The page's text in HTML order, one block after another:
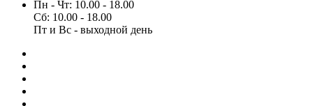
Пн - Чт: 10.00 - 18.00
Сб: 10.00 - 18.00
Пт и Вс - выходной день